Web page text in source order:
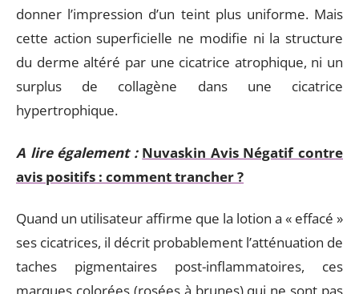
donner l’impression d’un teint plus uniforme. Mais
cette action superficielle ne modifie ni la structure
du derme altéré par une cicatrice atrophique, ni un
surplus de collagène dans une cicatrice
hypertrophique.
A lire également : Nuvaskin Avis Négatif contre
avis positifs : comment trancher ?
Quand un utilisateur affirme que la lotion a « effacé »
ses cicatrices, il décrit probablement l’atténuation de
taches pigmentaires post-inflammatoires, ces